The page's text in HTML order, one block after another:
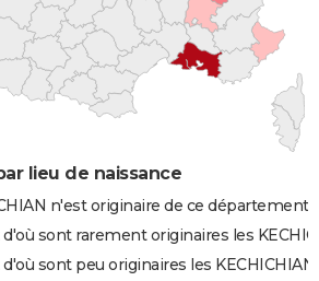
lieu de naissance
n'est originaire de ce département
sont rarement originaires les
sont peu originaires les KECHICHIAN